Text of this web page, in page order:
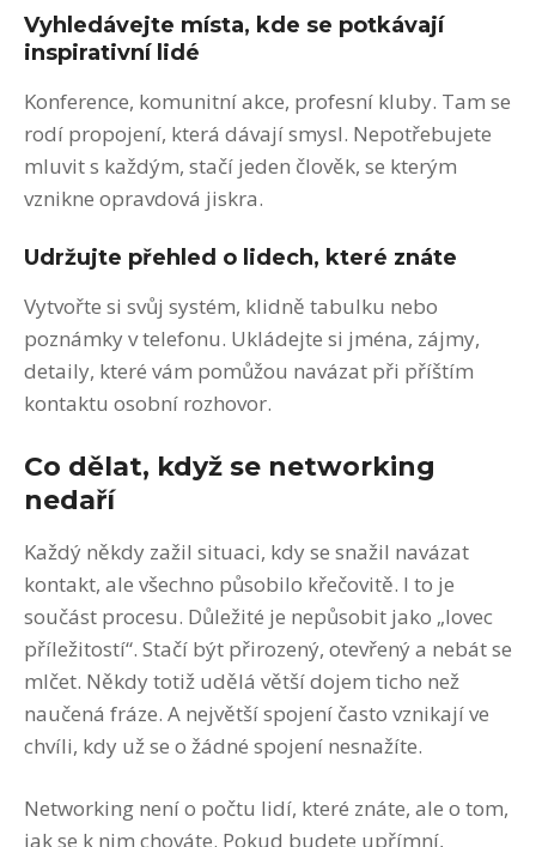
Vyhledávejte místa, kde se potkávají
inspirativní lidé
Konference, komunitní akce, profesní kluby. Tam se
rodí propojení, která dávají smysl. Nepotřebujete
mluvit s každým, stačí jeden člověk, se kterým
vznikne opravdová jiskra.
Udržujte přehled o lidech, které znáte
Vytvořte si svůj systém, klidně tabulku nebo
poznámky v telefonu. Ukládejte si jména, zájmy,
detaily, které vám pomůžou navázat při příštím
kontaktu osobní rozhovor.
Co dělat, když se networking
nedaří
Každý někdy zažil situaci, kdy se snažil navázat
kontakt, ale všechno působilo křečovitě. I to je
součást procesu. Důležité je nepůsobit jako „lovec
příležitostí“. Stačí být přirozený, otevřený a nebát se
mlčet. Někdy totiž udělá větší dojem ticho než
naučená fráze. A největší spojení často vznikají ve
chvíli, kdy už se o žádné spojení nesnažíte.
Networking není o počtu lidí, které znáte, ale o tom,
jak se k nim chováte. Pokud budete upřímní,